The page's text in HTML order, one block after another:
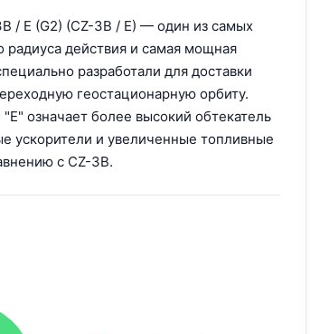
/ E (G2) (CZ-3B / E) — один из самых
действия и самая мощная
разработали для доставки
геостационарную орбиту.
означает более высокий обтекатель
ускорители и увеличенные топливные
с CZ-3B.